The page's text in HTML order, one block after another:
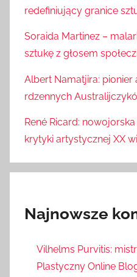
redefiniujący granice
Soraida Martinez –
sztukę z głosem
Albert Namatjira: pionier
rdzennych
René Ricard:
krytyki artystycznej XX
Najnowsze
Vilhelms Purvitis:
Plastyczny Online